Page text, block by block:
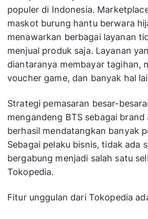
Dinomarket
Marketplace
Gadget
FlowerAdvis
E-
Bunga
OpenCart
Toko
Mandiri
populer di Indonesia.
maskot burung hantu berwara
menawarkan berbagai layanan
menjual produk saja. Layanan
diantaranya membayar tagihan,
voucher game, dan banyak hal
Strategi pemasaran besar-
mengandeng BTS sebagai brand
berhasil mendatangkan banyak
Sebagai pelaku bisnis, tidak ada
bergabung menjadi salah satu
Tokopedia.
Fitur unggulan dari Tokopedia